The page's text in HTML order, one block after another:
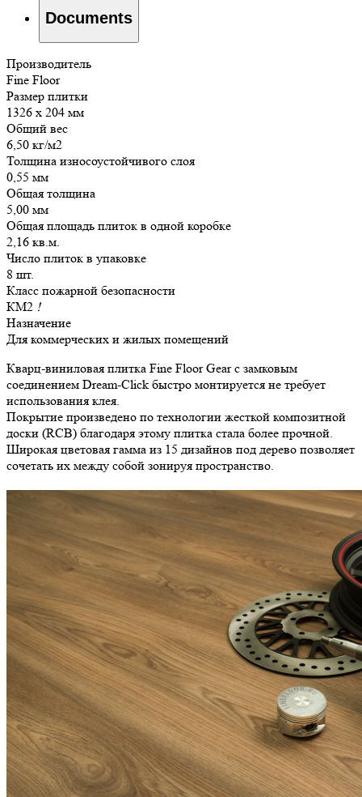
Documents
Производитель
Fine Floor
Размер плитки
1326 x 204 мм
Общий вес
6,50 кг/м2
Толщина износоустойчивого слоя
0,55 мм
Общая толщина
5,00 мм
Общая площадь плиток в одной коробке
2,16 кв.м.
Число плиток в упаковке
8 шт.
Класс пожарной безопасности
КМ2 !
Назначение
Для коммерческих и жилых помещений
Кварц-виниловая плитка Fine Floor Gear с замковым
соединением Dream-Click быстро монтируется не требует
использования клея.
Покрытие произведено по технологии жесткой композитной
доски (RCB) благодаря этому плитка стала более прочной.
Широкая цветовая гамма из 15 дизайнов под дерево позволяет
сочетать их между собой зонируя пространство.